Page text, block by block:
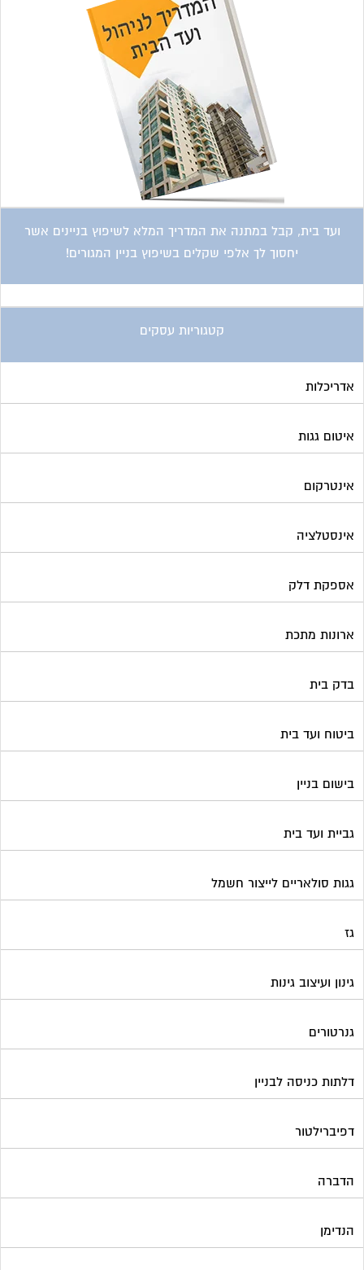
ועד בית, קבל במתנה את המדריך המלא לשיפוץ בניינים אשר
יחסוך לך אלפי שקלים בשיפוץ בניין המגורים!
קטגוריות עסקים
אדריכלות
איטום גגות
אינטרקום
אינסטלציה
אספקת דלק
ארונות מתכת
בדק בית
ביטוח ועד בית
בישום בניין
גביית ועד בית
גגות סולאריים לייצור חשמל
גז
גינון ועיצוב גינות
גנרטורים
דלתות כניסה לבניין
דפיברילטור
הדברה
הנדימן